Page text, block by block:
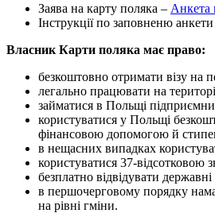
Заява на карту поляка – Анкета
Інструкції по заповненю
Власник Карти поляка має право:
безкоштовно отримати візу на
легально працювати на
займатися в Польщі
користуватися у Польщі
фінансовою допомогою й
в нещасних випадках
користуватися 37-відсотковою
безплатно відвідувати
в першочерговому порядку
на рівні гміни.